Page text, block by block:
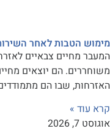
לאחר השירות
צבאיים לאזרחות
הם יוצאים מחיים
שבו הם מתמודדים עם
»